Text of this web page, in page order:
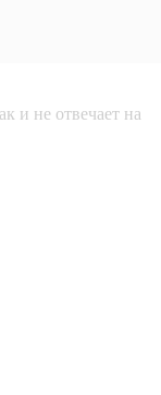
и не отвечает на